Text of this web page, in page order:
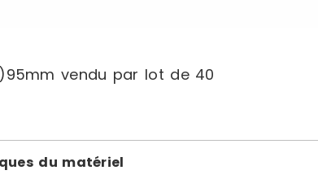
vendu par lot de 40
du matériel